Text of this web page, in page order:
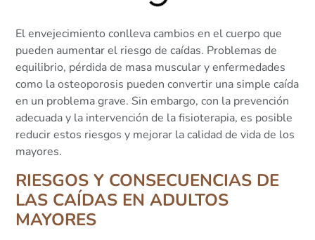
El envejecimiento conlleva cambios en el cuerpo que
pueden aumentar el riesgo de caídas. Problemas de
equilibrio, pérdida de masa muscular y enfermedades
como la osteoporosis pueden convertir una simple caída
en un problema grave. Sin embargo, con la prevención
adecuada y la intervención de la fisioterapia, es posible
reducir estos riesgos y mejorar la calidad de vida de los
mayores.
RIESGOS Y CONSECUENCIAS DE
LAS CAÍDAS EN ADULTOS
MAYORES